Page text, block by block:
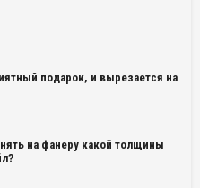
подарок, и вырезается на
на фанеру какой толщины